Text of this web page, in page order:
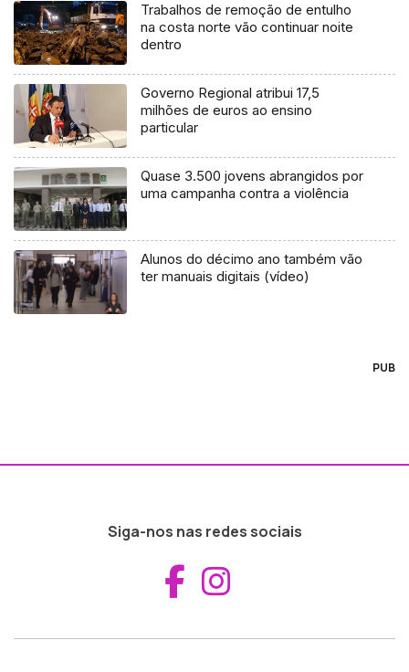
Trabalhos de remoção de entulho
na costa norte vão continuar noite
dentro
Governo Regional atribui 17,5
milhões de euros ao ensino
particular
Quase 3.500 jovens abrangidos por
uma campanha contra a violência
Alunos do décimo ano também vão
ter manuais digitais (vídeo)
PUB
Siga-nos nas redes sociais
Aceder ao